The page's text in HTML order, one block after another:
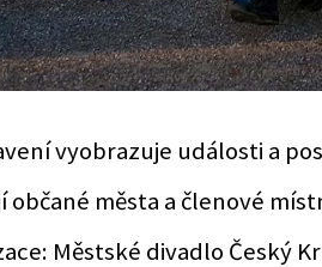
vyobrazuje události a
občané města a členové
Městské divadlo Český